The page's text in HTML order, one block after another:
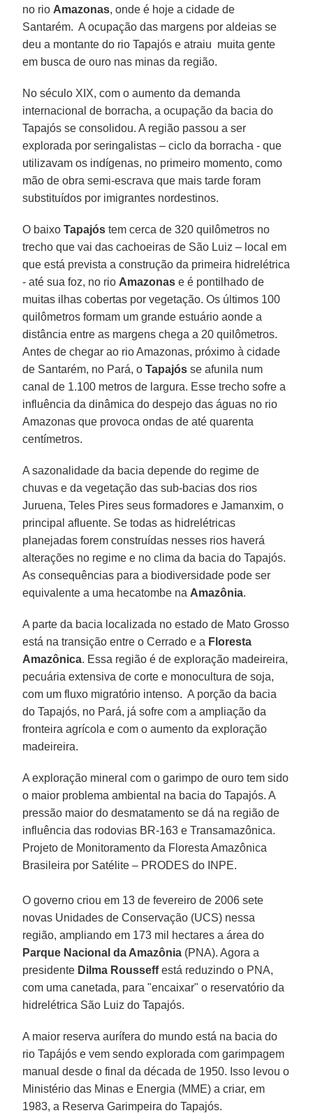
no rio Amazonas, onde é hoje a cidade de
Santarém. A ocupação das margens por aldeias se
deu a montante do rio Tapajós e atraiu muita gente
em busca de ouro nas minas da região.
No século XIX, com o aumento da demanda
internacional de borracha, a ocupação da bacia do
Tapajós se consolidou. A região passou a ser
explorada por seringalistas – ciclo da borracha - que
utilizavam os indígenas, no primeiro momento, como
mão de obra semi-escrava que mais tarde foram
substituídos por imigrantes nordestinos.
O baixoTapajós tem cerca de 320 quilômetros no
trecho que vai das cachoeiras de São Luiz – local em
que está prevista a construção da primeira hidrelétrica
- até sua foz, no rio Amazonas e é pontilhado de
muitas ilhas cobertas por vegetação. Os últimos 100
quilômetros formam um grande estuário aonde a
distância entre as margens chega a 20 quilômetros.
Antes de chegar ao rio Amazonas, próximo à cidade
de Santarém, no Pará, oTapajós se afunila num
canal de 1.100 metros de largura. Esse trecho sofre a
influência da dinâmica do despejo das águas no rio
Amazonas que provoca ondas de até quarenta
centímetros.
A sazonalidade da bacia depende do regime de
chuvas e da vegetação das sub-bacias dos rios
Juruena, Teles Pires seus formadores e Jamanxim, o
principal afluente. Se todas as hidrelétricas
planejadas forem construídas nesses rios haverá
alterações no regime e no clima da bacia do Tapajós.
As consequências para a biodiversidade pode ser
equivalente a uma hecatombe na Amazônia.
A parte da bacia localizada no estado de Mato Grosso
está na transição entre o Cerrado e a Floresta
Amazônica. Essa região é de exploração madeireira,
pecuária extensiva de corte e monocultura de soja,
com um fluxo migratório intenso. A porção da bacia
do Tapajós, no Pará, já sofre com a ampliação da
fronteira agrícola e com o aumento da exploração
madeireira.
A exploração mineral com o garimpo de ouro tem sido
o maior problema ambiental na bacia do Tapajós. A
pressão maior do desmatamento se dá na região de
influência das rodovias BR-163 e Transamazônica.
Projeto de Monitoramento da Floresta Amazônica
Brasileira por Satélite – PRODES do INPE.
O governo criou em 13 de fevereiro de 2006 sete
novas Unidades de Conservação (UCS) nessa
região, ampliando em 173 mil hectares a área do
Parque Nacional da Amazônia (PNA). Agora a
presidente Dilma Rousseffestá reduzindo o PNA,
com uma canetada, para "encaixar" o reservatório da
hidrelétrica São Luiz do Tapajós.
A maior reserva aurífera do mundo está na bacia do
rio Tapájós e vem sendo explorada com garimpagem
manual desde o final da década de 1950. Isso levou o
Ministério das Minas e Energia (MME) a criar, em
1983, a Reserva Garimpeira do Tapajós.